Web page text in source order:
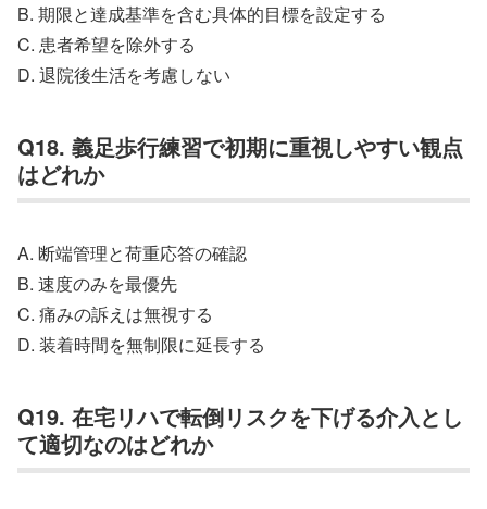
B. 期限と達成基準を含む具体的目標を設定する
C. 患者希望を除外する
D. 退院後生活を考慮しない
Q18. 義足歩行練習で初期に重視しやすい観点
はどれか
A. 断端管理と荷重応答の確認
B. 速度のみを最優先
C. 痛みの訴えは無視する
D. 装着時間を無制限に延長する
Q19. 在宅リハで転倒リスクを下げる介入とし
て適切なのはどれか